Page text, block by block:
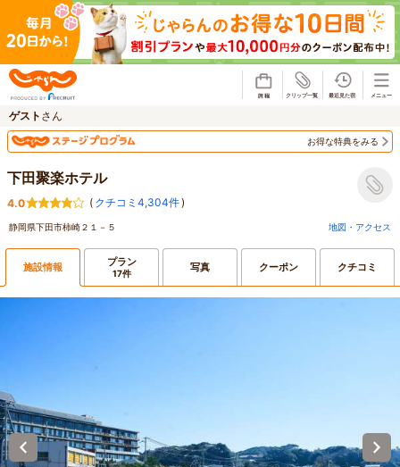
ゲスト さん
お得な特典をみる
下田聚楽ホテル
4.0 ( クチコミ4,304件)
静岡県下田市柿崎２１－５ 地図・アクセス
施設情報 プラン
17件 写真 クーポン クチコミ